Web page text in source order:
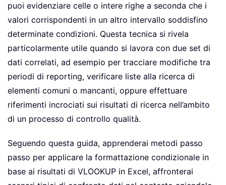
puoi evidenziare celle o intere righe a seconda che i
valori corrispondenti in un altro intervallo soddisfino
determinate condizioni. Questa tecnica si rivela
particolarmente utile quando si lavora con due set di
dati correlati, ad esempio per tracciare modifiche tra
periodi di reporting, verificare liste alla ricerca di
elementi comuni o mancanti, oppure effettuare
riferimenti incrociati sui risultati di ricerca nell’ambito
di un processo di controllo qualità.
Seguendo questa guida, apprenderai metodi passo
passo per applicare la formattazione condizionale in
base ai risultati di VLOOKUP in Excel, affronterai